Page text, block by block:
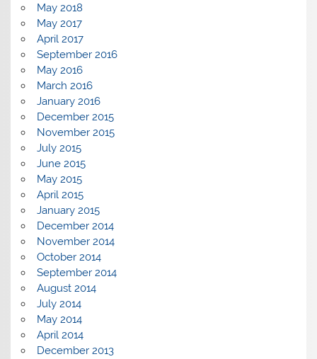
May 2018
May 2017
April 2017
September 2016
May 2016
March 2016
January 2016
December 2015
November 2015
July 2015
June 2015
May 2015
April 2015
January 2015
December 2014
November 2014
October 2014
September 2014
August 2014
July 2014
May 2014
April 2014
December 2013